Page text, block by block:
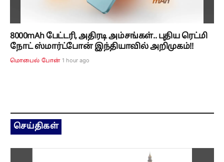
8000mAh பேட்டரி, அதிரடி அம்சங்கள்.. புதிய ரெட்மி
நோட் ஸ்மார்ட்போன் இந்தியாவில் அறிமுகம்!!
மொபைல் போன் 1 hour ago
செய்திகள்